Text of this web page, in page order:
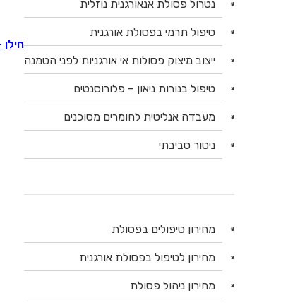
נטרול פסולת אנאורגנית נוזלית
טיפול תרמי בפסולת אורגנית
ייצוב מיצוק פסולות אי אורגניות לפני הטמנה
טיפול בנורות ניאון – פלורוסנטים
מעבדה אנליטית לחומרים מסוכנים
ניטור סביבתי
מחירון טיפולים בפסולת
מחירון לטיפול בפסולת אורגנית
מחירון ניהול פסולת